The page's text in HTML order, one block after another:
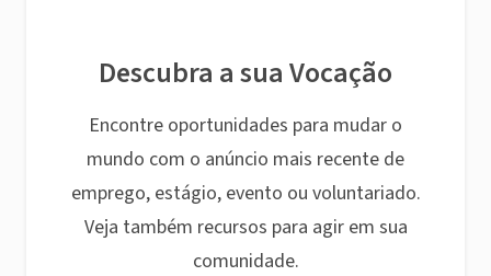
Descubra a sua Vocação
Encontre oportunidades para mudar o
mundo com o anúncio mais recente de
emprego, estágio, evento ou voluntariado.
Veja também recursos para agir em sua
comunidade.